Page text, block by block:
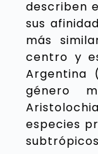
describen
sus
más
centro y
Argentina
género
especies